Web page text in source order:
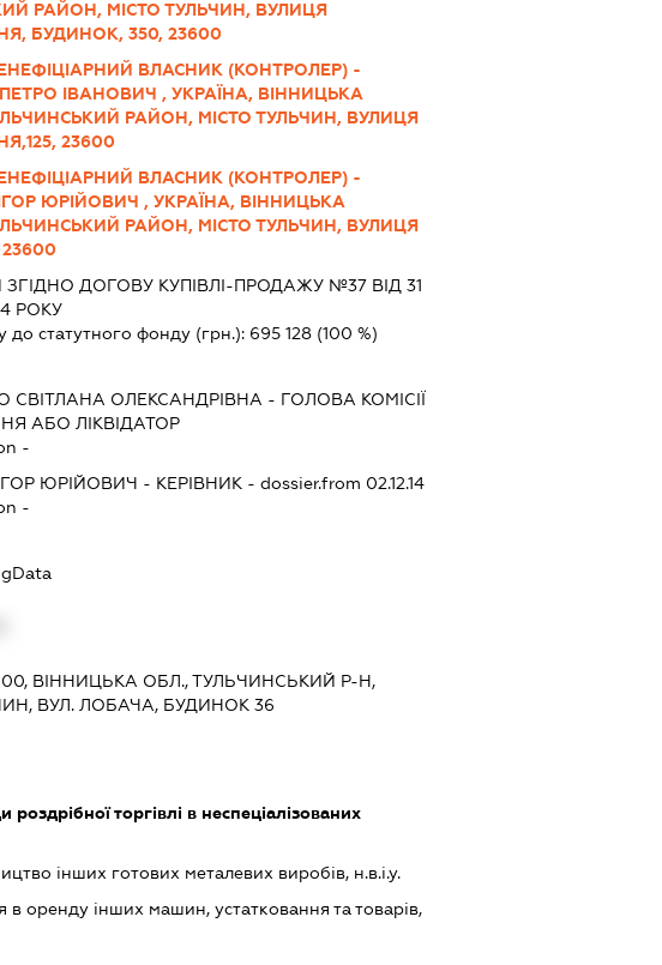
РАЙОН, МІСТО ТУЛЬЧИН, ВУЛИЦЯ
БУДИНОК, 350, 23600
ВЛАСНИК (КОНТРОЛЕР) -
ІВАНОВИЧ , УКРАЇНА, ВІННИЦЬКА
РАЙОН, МІСТО ТУЛЬЧИН, ВУЛИЦЯ
23600
ВЛАСНИК (КОНТРОЛЕР) -
ЮРІЙОВИЧ , УКРАЇНА, ВІННИЦЬКА
РАЙОН, МІСТО ТУЛЬЧИН, ВУЛИЦЯ
ДОГОВУ КУПІВЛІ-ПРОДАЖУ №37 ВІД 31
РОКУ
до статутного фонду (грн.): 695 128 (100 %)
СВІТЛАНА ОЛЕКСАНДРІВНА - ГОЛОВА КОМІСІЇ
АБО ЛІКВІДАТОР
-
ЮРІЙОВИЧ - КЕРІВНИК - dossier.from 02.12.14
-
ВІННИЦЬКА ОБЛ., ТУЛЬЧИНСЬКИЙ Р-Н,
ВУЛ. ЛОБАЧА, БУДИНОК 36
роздрібної торгівлі в неспеціалізованих
інших готових металевих виробів, н.в.і.у.
в оренду інших машин, устатковання та товарів,